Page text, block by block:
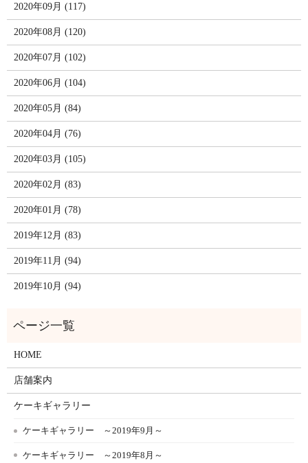
2020年09月 (117)
2020年08月 (120)
2020年07月 (102)
2020年06月 (104)
2020年05月 (84)
2020年04月 (76)
2020年03月 (105)
2020年02月 (83)
2020年01月 (78)
2019年12月 (83)
2019年11月 (94)
2019年10月 (94)
HOME
店舗案内
ケーキギャラリー
ケーキギャラリー ～2019年9月～
ケーキギャラリー ～2019年8月～